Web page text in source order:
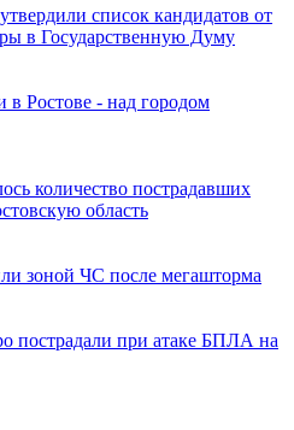
список кандидатов от
в Государственную Думу
Ростове - над городом
количество пострадавших
область
зоной ЧС после мегашторма
пострадали при атаке БПЛА на